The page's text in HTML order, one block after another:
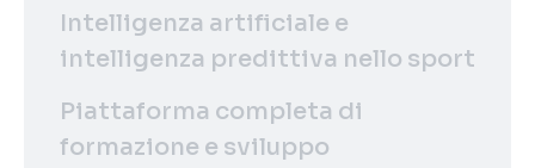
Intelligenza artificiale e
intelligenza predittiva nello sport
Piattaforma completa di
formazione e sviluppo